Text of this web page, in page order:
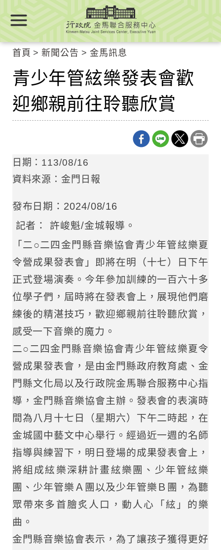
要
首頁 新聞公告 金馬訊息
青少年管絃樂發表會歡
迎鄉親前往聆聽欣賞
日期：113/08/16
資料來源：金門日報
發布日期：2024/08/16
記者： 許峻魁/金城報導。
「二○二四金門縣音樂協會青少年管絃樂夏
令營成果發表會」即將在明（十七）日下午
正式登場演奏。今年參加訓練的一百六十多
位學子們，屆時將在發表會上，展現他們磨
練後的精湛技巧，歡迎鄉親前往聆聽欣賞，
感受一下音樂的魔力。
二○二四金門縣音樂協會青少年管絃樂夏令
營成果發表會，是由金門縣政府教育處、金
門縣文化局以及行政院金馬聯合服務中心指
導，金門縣音樂協會主辦。發表會的表演時
間為八月十七日（星期六）下午二時起，在
金城國中藝文中心舉行。經過近一週的名師
指導與練習下，明日登場的成果發表會上，
將組成絃樂深耕計畫絃樂團、少年管絃樂
團、少年管樂Ａ團以及少年管樂Ｂ團，為聽
眾帶來多首膾炙人口，動人心「絃」的樂
曲。
金門縣音樂協會表示，為了讓孩子獲得更好